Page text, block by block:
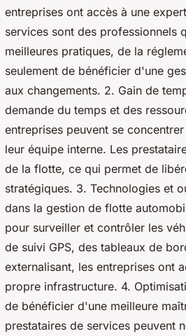
entreprises ont accès à une
services sont des professionnels
meilleures pratiques, de la
seulement de bénéficier d'une
aux changements. 2. Gain de
demande du temps et des
entreprises peuvent se
leur équipe interne. Les
de la flotte, ce qui permet de
stratégiques. 3. Technologies et
dans la gestion de flotte
pour surveiller et contrôler les
de suivi GPS, des tableaux de
externalisant, les entreprises ont
propre infrastructure. 4.
de bénéficier d'une meilleure
prestataires de services peuvent